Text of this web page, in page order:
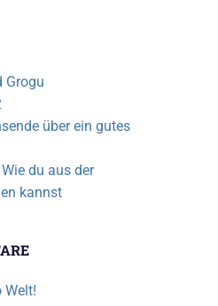
Grogu
über ein gutes
du aus der
kannst
Welt!